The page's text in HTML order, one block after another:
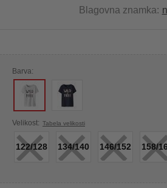
Blagovna znamka:
Barva:
Velikost: Tabela velikosti
122/128
× 134/140
× 146/152
× 158/